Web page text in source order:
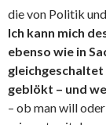
die von Politik
Ich kann mich
ebenso wie in
gleichgeschaltet
geblökt – und
– ob man will